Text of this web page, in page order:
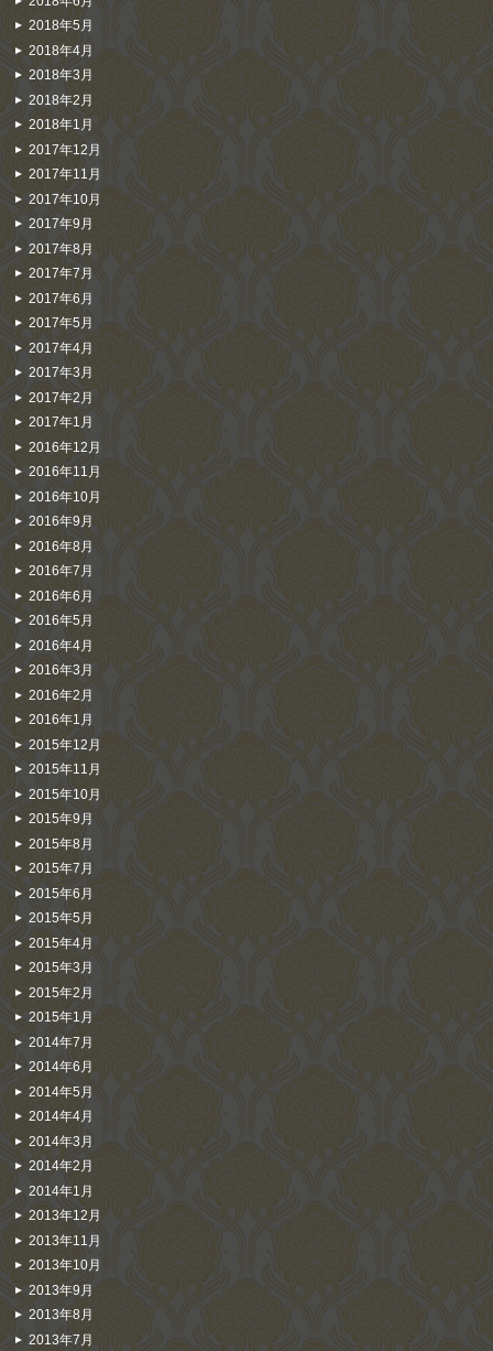
2018年5月
2018年4月
2018年3月
2018年2月
2018年1月
2017年12月
2017年11月
2017年10月
2017年9月
2017年8月
2017年7月
2017年6月
2017年5月
2017年4月
2017年3月
2017年2月
2017年1月
2016年12月
2016年11月
2016年10月
2016年9月
2016年8月
2016年7月
2016年6月
2016年5月
2016年4月
2016年3月
2016年2月
2016年1月
2015年12月
2015年11月
2015年10月
2015年9月
2015年8月
2015年7月
2015年6月
2015年5月
2015年4月
2015年3月
2015年2月
2015年1月
2014年7月
2014年6月
2014年5月
2014年4月
2014年3月
2014年2月
2014年1月
2013年12月
2013年11月
2013年10月
2013年9月
2013年8月
2013年7月